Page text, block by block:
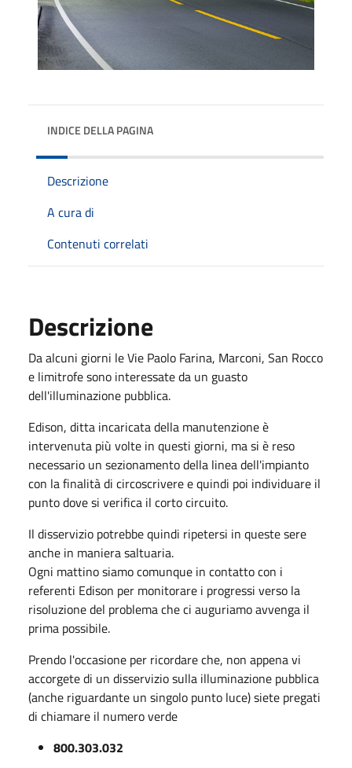
INDICE DELLA PAGINA
Descrizione
A cura di
Contenuti correlati
Descrizione
Da alcuni giorni le Vie Paolo Farina, Marconi, San Rocco
e limitrofe sono interessate da un guasto
dell'illuminazione pubblica.
Edison, ditta incaricata della manutenzione è
intervenuta più volte in questi giorni, ma si è reso
necessario un sezionamento della linea dell'impianto
con la finalità di circoscrivere e quindi poi individuare il
punto dove si verifica il corto circuito.
Il disservizio potrebbe quindi ripetersi in queste sere
anche in maniera saltuaria.
Ogni mattino siamo comunque in contatto con i
referenti Edison per monitorare i progressi verso la
risoluzione del problema che ci auguriamo avvenga il
prima possibile.
Prendo l'occasione per ricordare che, non appena vi
accorgete di un disservizio sulla illuminazione pubblica
(anche riguardante un singolo punto luce) siete pregati
di chiamare il numero verde
800.303.032